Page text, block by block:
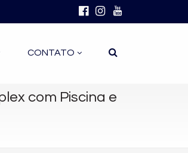
CONTATO
com Piscina e